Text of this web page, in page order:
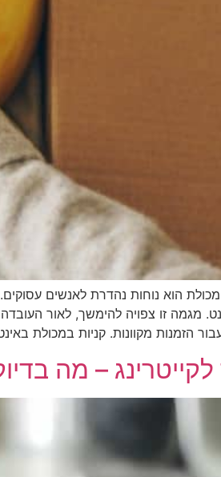
הוא נוחות נהדרת לאנשים עסוקים.
מגמה זו צפויה להימשך, לאור
הזמנות מקוונות. קניות במכולת
לקייטרינג – מה